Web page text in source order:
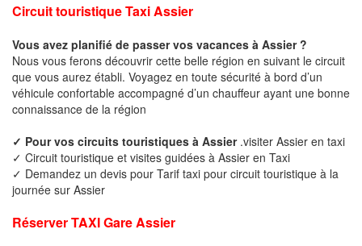
Circuit touristique Taxi Assier
Vous avez planifié de passer vos vacances à Assier ?
Nous vous ferons découvrir cette belle région en suivant le circuit
que vous aurez établi. Voyagez en toute sécurité à bord d’un
véhicule confortable accompagné d’un chauffeur ayant une bonne
connaissance de la région
✓ Pour vos circuits touristiques à Assier .visiter Assier en taxi
✓ Circuit touristique et visites guidées à Assier en Taxi
✓ Demandez un devis pour Tarif taxi pour circuit touristique à la
journée sur Assier
Réserver TAXI Gare Assier